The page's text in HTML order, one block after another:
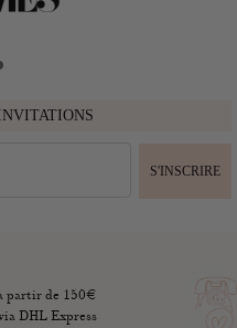
S'INSCRIRE
partir de 150€
DHL Express